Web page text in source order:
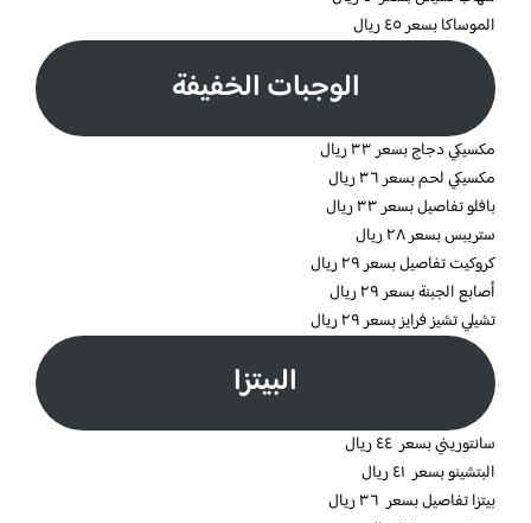
الموساكا بسعر ٤٥ ريال
الوجبات الخفيفة
مكسيكي دجاج بسعر ٣٣ ريال
مكسيكي لحم بسعر ٣٦ ريال
بافلو تفاصيل بسعر ٣٣ ريال
ستريبس بسعر ٢٨ ريال
كروكيت تفاصيل بسعر ٢٩ ريال
أصابع الجبنة بسعر ٢٩ ريال
تشيلي تشيز فرايز بسعر ٢٩ ريال
البيتزا
سانتوريني بسعر ٤٤ ريال
البتشينو بسعر ٤١ ريال
بيتزا تفاصيل بسعر ٣٦ ريال